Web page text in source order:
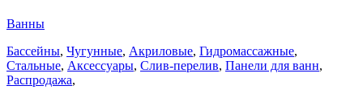
Ванны
Бассейны, Чугунные, Акриловые, Гидромассажные,
Стальные, Аксессуары, Слив-перелив, Панели для ванн,
Распродажа,